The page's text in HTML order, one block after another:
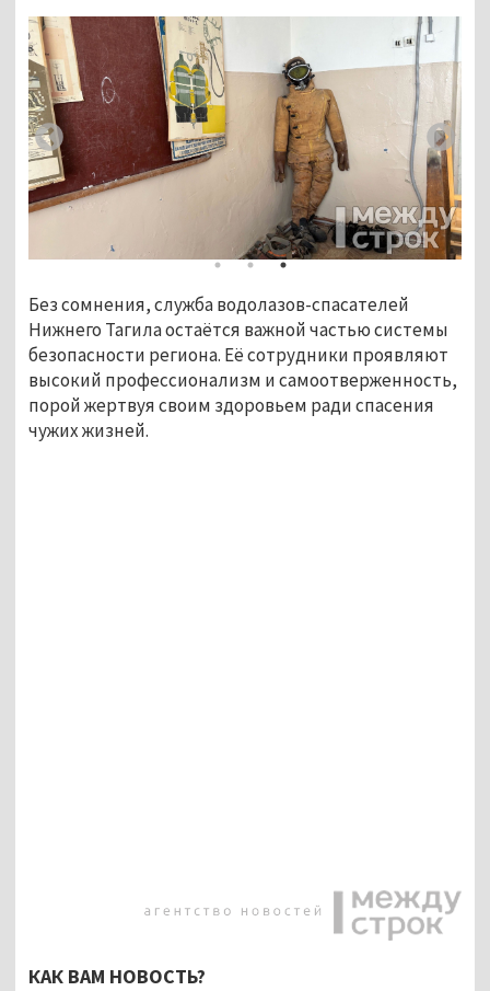
Без сомнения, служба водолазов-спасателей
Нижнего Тагила остаётся важной частью системы
безопасности региона. Её сотрудники проявляют
высокий профессионализм и самоотверженность,
порой жертвуя своим здоровьем ради спасения
чужих жизней.
КАК ВАМ НОВОСТЬ?